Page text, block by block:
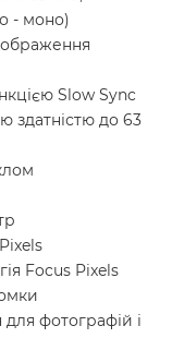
- моно)
Slow Sync
здатністю до 63
Focus Pixels
фотографій і